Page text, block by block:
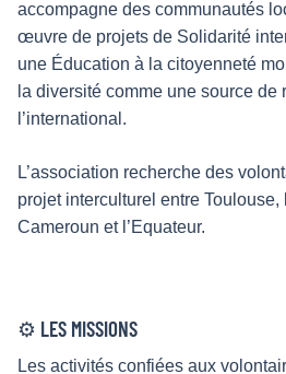
accompagne des communautés
œuvre de projets de Solidarité
une Éducation à la citoyenneté
la diversité comme une source de
l’international.
L’association recherche des
projet interculturel entre
Cameroun et l’Equateur.
⚙️ LES MISSIONS
Les activités confiées aux